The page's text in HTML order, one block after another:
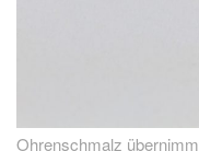
Ohrenschmalz